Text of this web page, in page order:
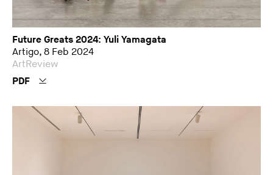
Future Greats 2024: Yuli Yamagata
Artigo, 8 Feb 2024
ArtReview
PDF